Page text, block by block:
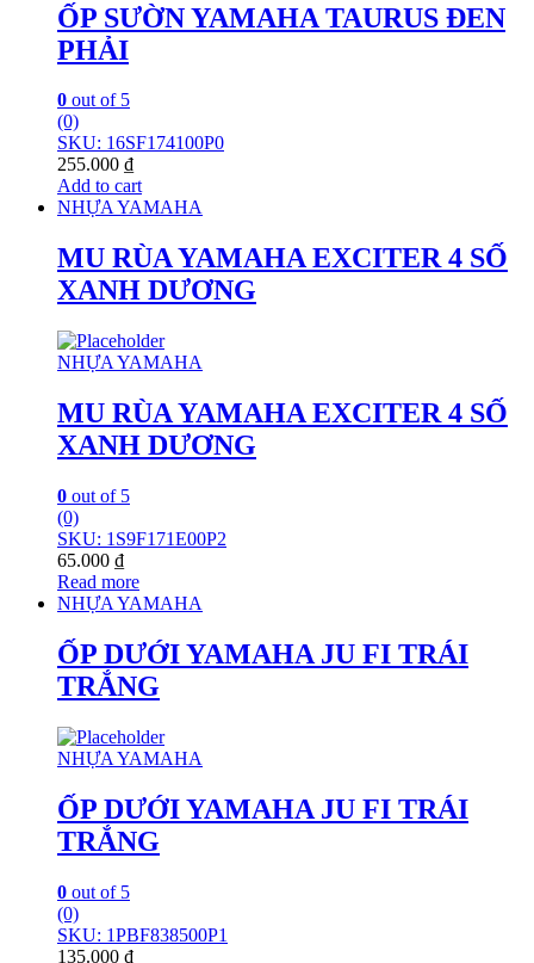
ỐP SƯỜN YAMAHA TAURUS ĐEN
PHẢI
0 out of 5
(0)
SKU: 16SF174100P0
255.000 ₫
Add to cart
NHỰA YAMAHA
MU RÙA YAMAHA EXCITER 4 SỐ
XANH DƯƠNG
NHỰA YAMAHA
MU RÙA YAMAHA EXCITER 4 SỐ
XANH DƯƠNG
0 out of 5
(0)
SKU: 1S9F171E00P2
65.000 ₫
Read more
NHỰA YAMAHA
ỐP DƯỚI YAMAHA JU FI TRÁI
TRẮNG
NHỰA YAMAHA
ỐP DƯỚI YAMAHA JU FI TRÁI
TRẮNG
0 out of 5
(0)
SKU: 1PBF838500P1
135.000 ₫